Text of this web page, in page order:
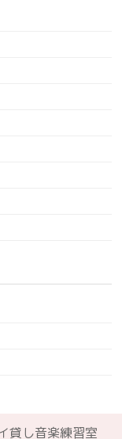
貸し音楽練習室